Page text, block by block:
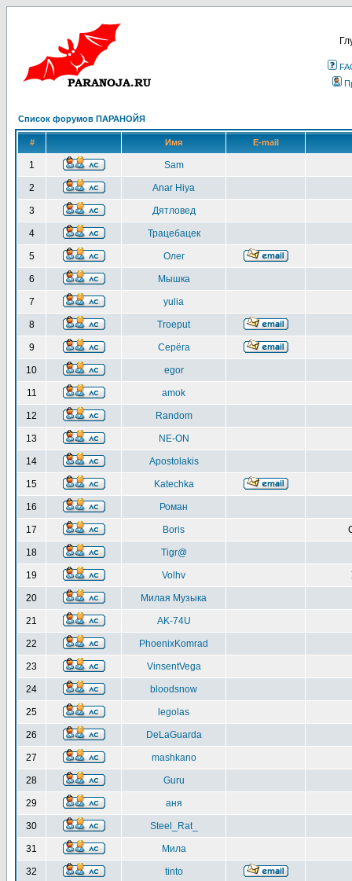
Список форумов ПАРАНОЙЯ
# Имя E-mail
1 Sam
2 Anar Hiya
3 Дятловед
4 Трацебацек
5 Олег
6 Мышка
7 yulia
8 Troeput
9 Серёга
10 egor
11 amok
12 Random
13 NE-ON
14 Apostolakis
15 Katechka
16 Роман
17 Boris
18 Tigr@
19 Volhv
20 Милая Музыка
21 AK-74U
22 PhoenixKomrad
23 VinsentVega
24 bloodsnow
25 legolas
26 DeLaGuarda
27 mashkano
28 Guru
29 аня
30 Steel_Rat_
31 Мила
32 tinto